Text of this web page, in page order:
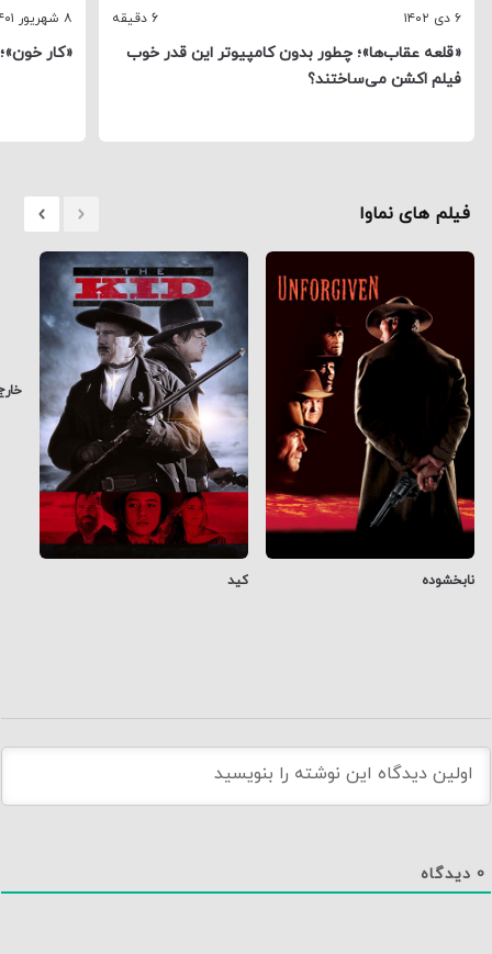
۶ دی ۱۴۰۲ 6 دقیقه
«قلعه عقاب‌ها»؛ چطور بدون کامپیوتر این قدر خوب
فیلم اکشن می‌ساختند؟
۸ شهریور ۱۴۰۱
«کار
فیلم های نماوا
نابخشوده کید
0 دیدگاه